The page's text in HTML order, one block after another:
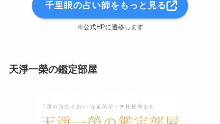
千里眼の占い師をもっと見る
※公式HPに遷移します
天淨一榮の鑑定部屋